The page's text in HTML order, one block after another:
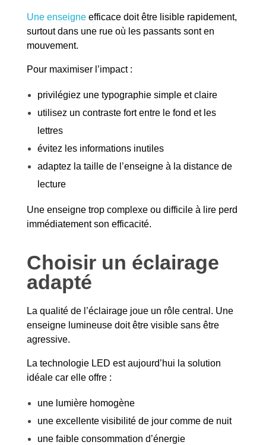
Une enseigne efficace doit être lisible rapidement,
surtout dans une rue où les passants sont en
mouvement.
Pour maximiser l’impact :
privilégiez une typographie simple et claire
utilisez un contraste fort entre le fond et les
lettres
évitez les informations inutiles
adaptez la taille de l’enseigne à la distance de
lecture
Une enseigne trop complexe ou difficile à lire perd
immédiatement son efficacité.
Choisir un éclairage
adapté
La qualité de l’éclairage joue un rôle central. Une
enseigne lumineuse doit être visible sans être
agressive.
La technologie LED est aujourd’hui la solution
idéale car elle offre :
une lumière homogène
une excellente visibilité de jour comme de nuit
une faible consommation d’énergie